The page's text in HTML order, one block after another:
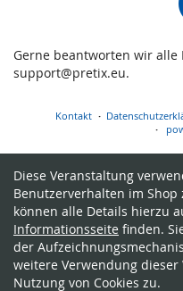
Gerne beantworten wir alle
support@pretix.eu.
Kontakt
Diese Veranstaltung
Benutzerverhalten im Shop
können alle Details hierzu
Informationsseite finden.
der
weitere Verwendung
Nutzung von Cookies zu.